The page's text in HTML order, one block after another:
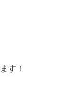
す！